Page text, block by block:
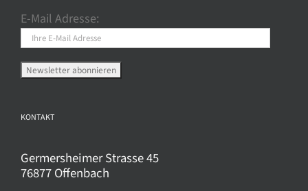
E-Mail Adresse:
KONTAKT
Germersheimer Strasse 45
76877 Offenbach